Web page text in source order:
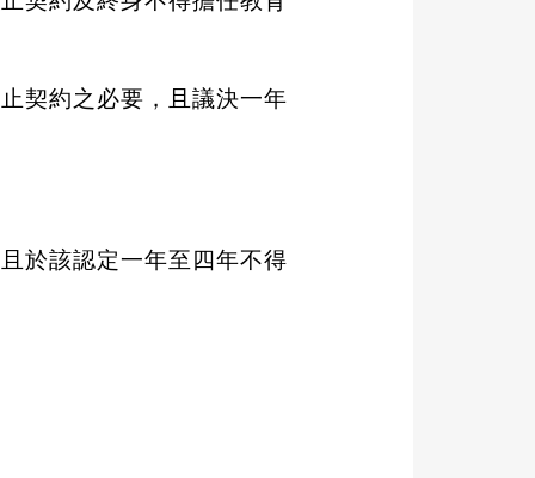
契約之必要，且議決一年
於該認定一年至四年不得